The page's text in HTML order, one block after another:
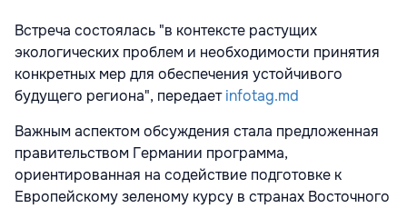
Встреча состоялась "в контексте растущих
экологических проблем и необходимости принятия
конкретных мер для обеспечения устойчивого
будущего региона", передаетinfotag.md
Важным аспектом обсуждения стала предложенная
правительством Германии программа,
ориентированная на содействие подготовке к
Европейскому зеленому курсу в странах Восточного